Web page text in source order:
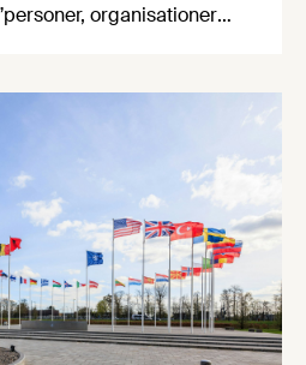
organisationer
livsmedelsnäringens
kandidater senast den 21
som kommer in